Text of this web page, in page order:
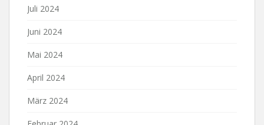
Juli 2024
Juni 2024
Mai 2024
April 2024
März 2024